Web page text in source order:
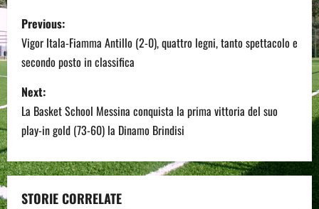
P
o
s
t
n
a
v
Previous:
Vigor Itala-Fiamma Antillo (2-0), quattro legni, tanto spettacolo e
secondo posto in classifica
Next:
La Basket School Messina conquista la prima vittoria del suo
play-in gold (73-60) la Dinamo Brindisi
STORIE CORRELATE